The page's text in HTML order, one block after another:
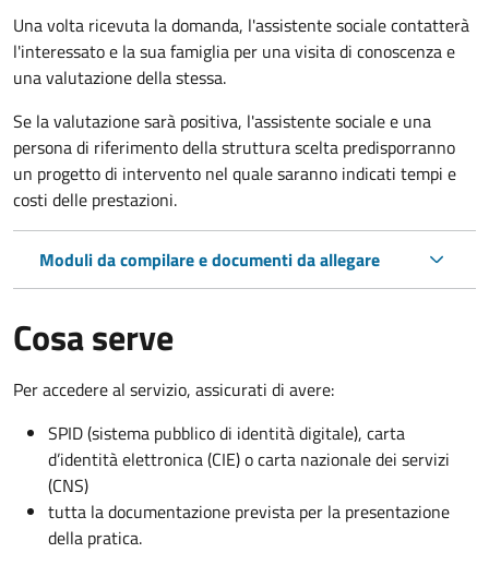
Una volta ricevuta la domanda, l'assistente sociale contatterà
l'interessato e la sua famiglia per una visita di conoscenza e
una valutazione della stessa.
Se la valutazione sarà positiva, l'assistente sociale e una
persona di riferimento della struttura scelta predisporranno
un progetto di intervento nel quale saranno indicati tempi e
costi delle prestazioni.
Moduli da compilare e documenti da allegare
Cosa serve
Per accedere al servizio, assicurati di avere:
SPID (sistema pubblico di identità digitale), carta
d’identità elettronica (CIE) o carta nazionale dei servizi
(CNS)
tutta la documentazione prevista per la presentazione
della pratica.